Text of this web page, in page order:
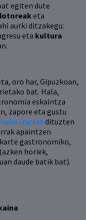
egiten dute
eta
aurki ditzakegu:
eta kultura
oro har, Gipuzkoan,
bat. Hala,
eskaintza
zapore eta gustu
izarrakdituzten
apaintzen
gastronomiko,
(azken horiek,
daude batik bat).